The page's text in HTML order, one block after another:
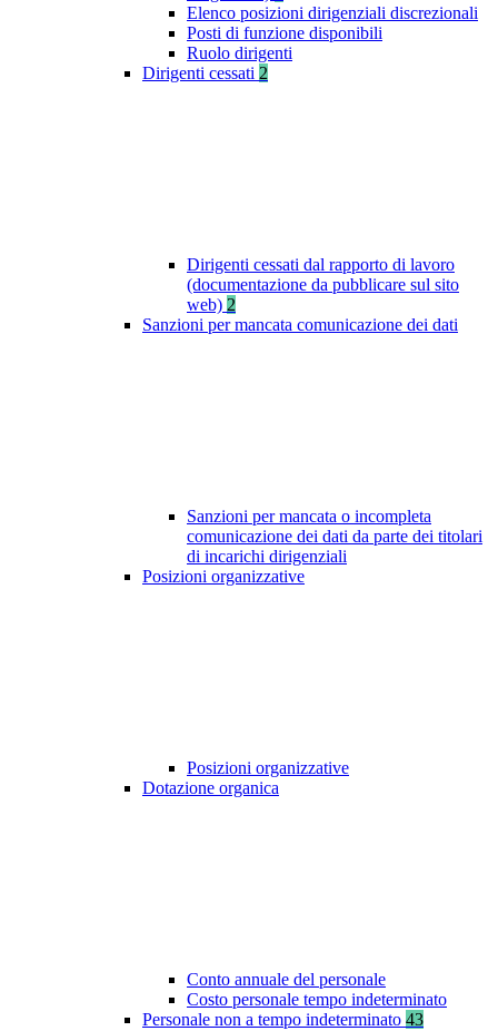
Elenco posizioni dirigenziali discrezionali
Posti di funzione disponibili
Ruolo dirigenti
Dirigenti cessati 2
Dirigenti cessati dal rapporto di lavoro
(documentazione da pubblicare sul sito
web) 2
Sanzioni per mancata comunicazione dei dati
Sanzioni per mancata o incompleta
comunicazione dei dati da parte dei titolari
di incarichi dirigenziali
Posizioni organizzative
Posizioni organizzative
Dotazione organica
Conto annuale del personale
Costo personale tempo indeterminato
Personale non a tempo indeterminato 43